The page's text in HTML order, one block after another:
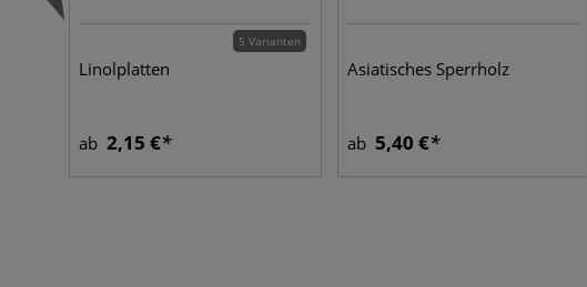
5 Varianten
Linolplatten
ab 2,15 €
Asiatisches Sperrholz
ab 5,40 €